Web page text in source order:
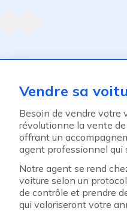
Vendre sa
Besoin de vendre votre
révolutionne la vente
offrant un
agent professionnel qui
Notre agent se rend
voiture selon un
de contrôle et prendre
qui valoriseront votre